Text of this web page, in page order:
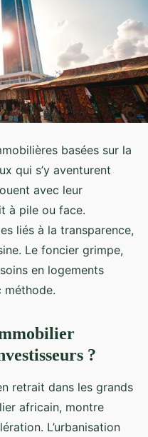
basées sur la
qui s’y aventurent
avec leur
à pile ou face.
liés à la transparence,
Le foncier grimpe,
en logements
méthode.
?
retrait dans les grands
africain, montre
L’urbanisation